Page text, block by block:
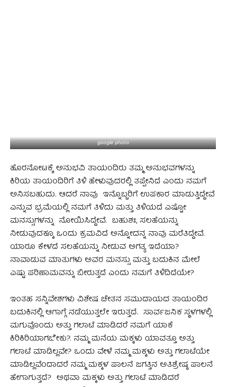
google photo
ಹೊರನೋಟಕ್ಕೆ ಅನುಭವಿ ತಾಯಂದಿರು ತಮ್ಮ ಅನುಭವಗಳನ್ನು
ಕಿರಿಯ ತಾಯಂದಿರಿಗೆ ತಿಳಿ ಹೇಳುವುದರಲ್ಲಿ ತಪ್ಪೇನಿದೆ ಎಂದು ನಮಗೆ
ಅನಿಸಬಹುದು. ಆದರೆ ನಾವು ಇನ್ನೊಬ್ಬರಿಗೆ ಉಪಕಾರ ಮಾಡುತ್ತಿದ್ದೇವೆ
ಎನ್ನುವ ಭ್ರಮೆಯಲ್ಲಿ ನಮಗೆ ತಿಳಿದು ಮತ್ತು ತಿಳಿಯದೆ ಎಷ್ಟೋ
ಮನಸ್ಸುಗಳನ್ನು ನೋಯಿಸಿದ್ದೇವೆ. ಬಹುಶಃ, ಸಲಹೆಯನ್ನು
ನೀಡುವುದಕ್ಕೂ ಒಂದು ಕ್ರಮವಿದೆ ಅನ್ನೋದನ್ನ ನಾವು ಮರೆತಿದ್ದೇವೆ.
ಯಾರೂ ಕೇಳದೆ ಸಲಹೆಯನ್ನು ನೀಡುವ ಅಗತ್ಯ ಇದೆಯಾ?
ನಾವಾಡುವ ಮಾತುಗಳು ಅವರ ಮನಸ್ಸು ಮತ್ತು ಬದುಕಿನ ಮೇಲೆ
ಎಷ್ಟು ಪರಿಣಾಮವನ್ನು ಬೀರುತ್ತದೆ ಎಂದು ನಮಗೆ ತಿಳಿದಿದೆಯೇ?
ಇಂತಹ ಸನ್ನಿವೇಶಗಳು ವಿಶೇಷ ಚೇತನ ಸಮುದಾಯದ ತಾಯಂದಿರ
ಬದುಕಿನಲ್ಲಿ ಆಗಾಗ್ಗೆ ನಡೆಯುತ್ತಲೇ ಇರುತ್ತದೆ. ಸಾರ್ವಜನಿಕ ಸ್ಥಳಗಳಲ್ಲಿ
ಮಗುವೊಂದು ಅತ್ತು ಗಲಾಟೆ ಮಾಡಿದರೆ ನಮಗೆ ಯಾಕೆ
ಕಿರಿಕಿರಿಯಾಗಬೇಕು?. ನಮ್ಮ ಮನೆಯ ಮಕ್ಕಳು ಯಾವತ್ತೂ ಅತ್ತು
ಗಲಾಟೆ ಮಾಡಿಲ್ಲವೇ? ಒಂದು ವೇಳೆ ನಮ್ಮ ಮಕ್ಕಳು ಅತ್ತು ಗಲಾಟೆಯೇ
ಮಾಡಿಲ್ಲವೆಂದಾದರೆ ನಮ್ಮ ಮಕ್ಕಳ ಪಾಲನೆ ಜಗತ್ತಿನ ಅತಿಶ್ರೇಷ್ಠ ಪಾಲನೆ
ಹೇಗಾಗುತ್ತದೆ? ಅಥವಾ ಮಕ್ಕಳು ಅತ್ತು ಗಲಾಟೆ ಮಾಡಿದರೆ